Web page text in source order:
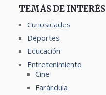
TEMÁS DE INTERÉS
Curiosidades
Deportes
Educación
Entretenimiento
Cine
Farándula